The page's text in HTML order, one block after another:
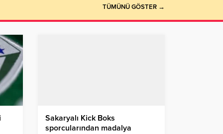
TÜMÜNÜ GÖSTER →
Sakaryalı Kick Boks
sporcularından madalya